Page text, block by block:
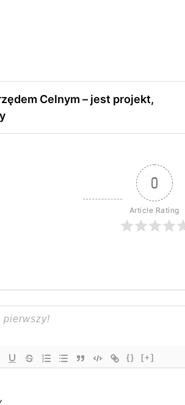
Celnym – jest projekt,
0
Article Rating
{} [+]